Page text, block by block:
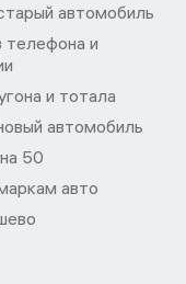
автомобиль
и
и тотала
автомобиль
50
авто